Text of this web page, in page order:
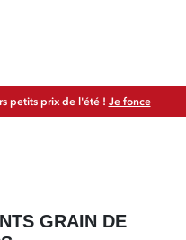
petits prix de l'été ! Je fonce
GRAIN DE